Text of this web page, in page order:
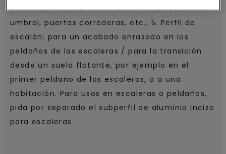
o linóleo; 4. Junta terminal: terminación hasta
umbral, puertas correderas, etc.; 5. Perfil de
escalón: para un acabado enrasado en los
peldaños de las escaleras / para la transición
desde un suelo flotante, por ejemplo en el
primer peldaño de las escaleras, o a una
habitación. Para usos en escaleras o peldaños,
pida por separado el subperfil de aluminio Incizo
para escaleras.